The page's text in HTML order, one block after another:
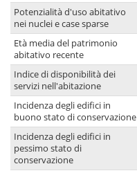
Potenzialità d'uso abitativo
nei nuclei e case sparse
Età media del patrimonio
abitativo recente
Indice di disponibilità dei
servizi nell'abitazione
Incidenza degli edifici in
buono stato di conservazione
Incidenza degli edifici in
pessimo stato di
conservazione